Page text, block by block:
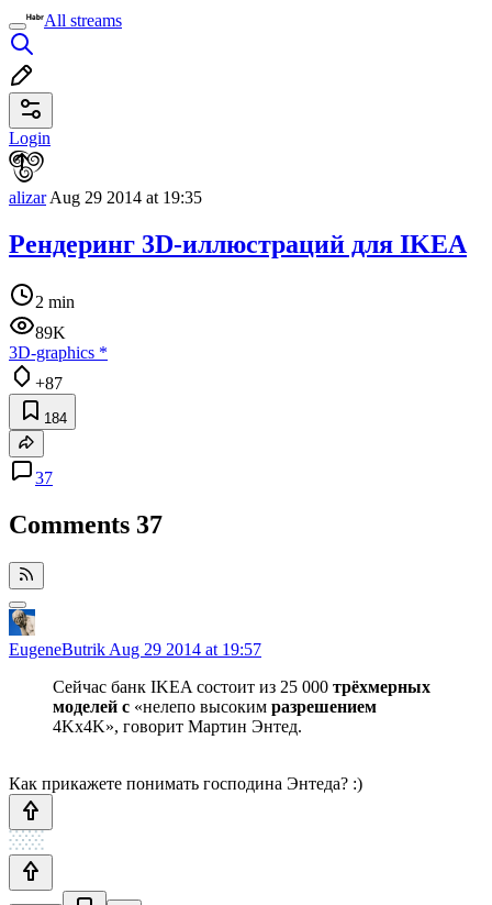
All streams
Login
alizarAug 29 2014 at 19:35
Рендеринг 3D-иллюстраций для IKEA
2 min
89K
3D-graphics *
+87
184
37
Comments 37
EugeneButrik Aug 29 2014 at 19:57
Сейчас банк IKEA состоит из 25 000 трёхмерных
моделей с «нелепо высоким разрешением
4Kх4K», говорит Мартин Энтед.
Как прикажете понимать господина Энтеда? :)